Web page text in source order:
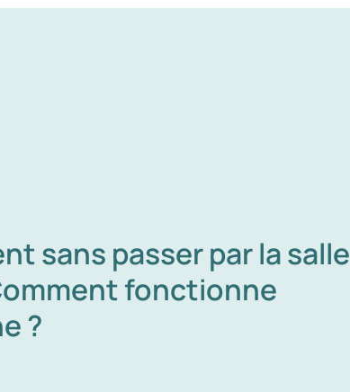
sans passer par la salle
fonctionne
?